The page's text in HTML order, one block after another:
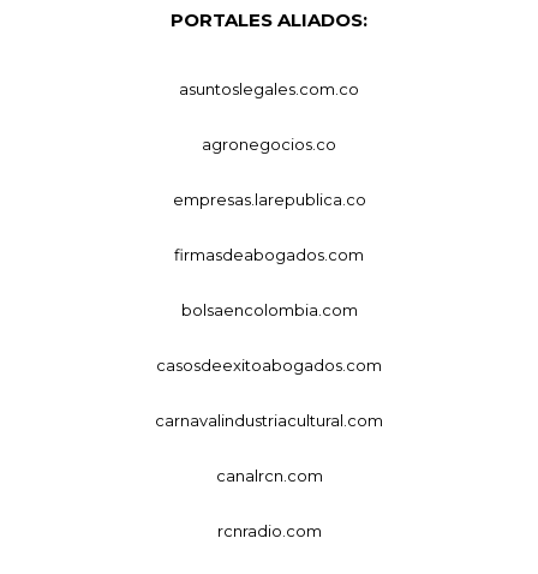
PORTALES ALIADOS:
asuntoslegales.com.co
agronegocios.co
empresas.larepublica.co
firmasdeabogados.com
bolsaencolombia.com
casosdeexitoabogados.com
carnavalindustriacultural.com
canalrcn.com
rcnradio.com